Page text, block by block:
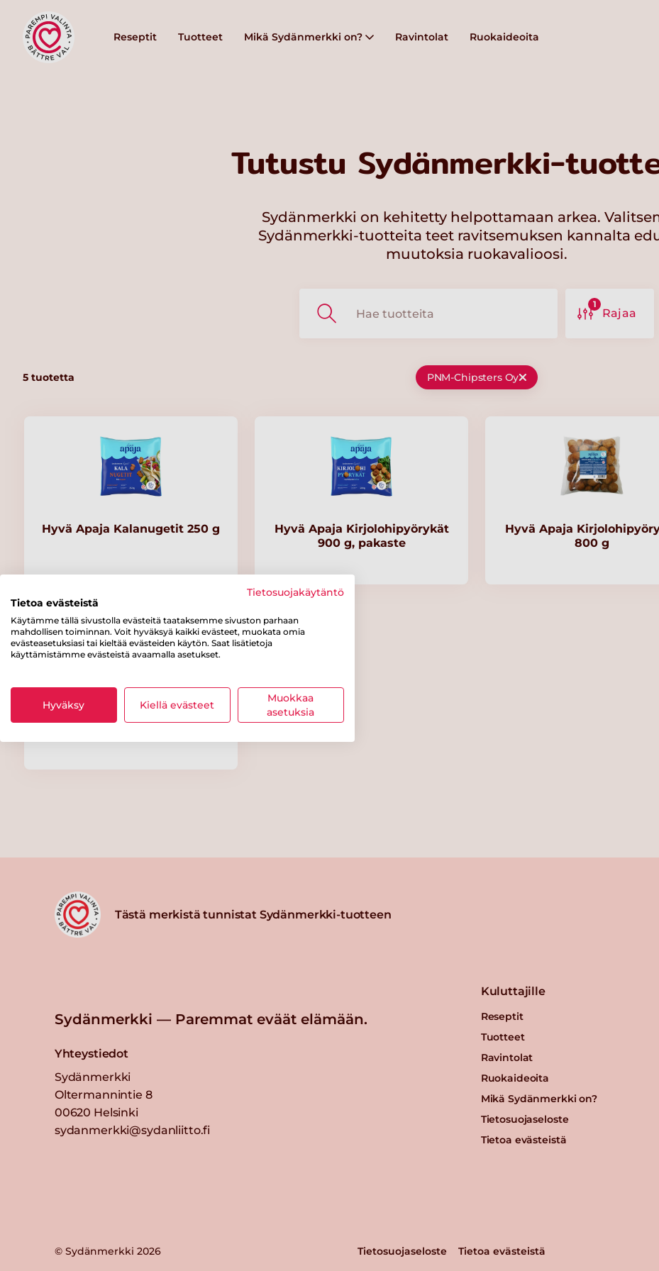
Reseptit Tuotteet Mikä Sydänmerkki on? Ravintolat Ruokaideoita
Tutustu Sydänmerkki-
Sydänmerkki on kehitetty helpottamaan arkea.
Sydänmerkki-tuotteita teet ravitsemuksen kannalta
muutoksia ruokavalioosi.
1
Rajaa
5 tuotetta PNM-Chipsters Oy
Hyvä Apaja Kalanugetit 250 g
Hyvä Apaja Kirjolohipyörykät
900 g, pakaste
Hyvä Apaja
800 g
Hyvä Apaja Kirjolohipyörykät
Tästä merkistä tunnistat Sydänmerkki-tuotteen
Sydänmerkki — Paremmat eväät elämään.
Yhteystiedot
Sydänmerkki
Oltermannintie 8
00620 Helsinki
sydanmerkki@sydanliitto.fi
Kuluttajille
Reseptit
Tuotteet
Ravintolat
Ruokaideoita
Mikä Sydänmerkki on?
Tietosuojaseloste
Tietoa evästeistä
© Sydänmerkki 2026 Tietosuojaseloste Tietoa evästeistä
Tietosuojakäytäntö
Tietoa evästeistä
Käytämme tällä sivustolla evästeitä taataksemme sivuston parhaan
mahdollisen toiminnan. Voit hyväksyä kaikki evästeet, muokata omia
evästeasetuksiasi tai kieltää evästeiden käytön. Saat lisätietoja
käyttämistämme evästeistä avaamalla asetukset.
Hyväksy Kiellä evästeet
Muokkaa
asetuksia